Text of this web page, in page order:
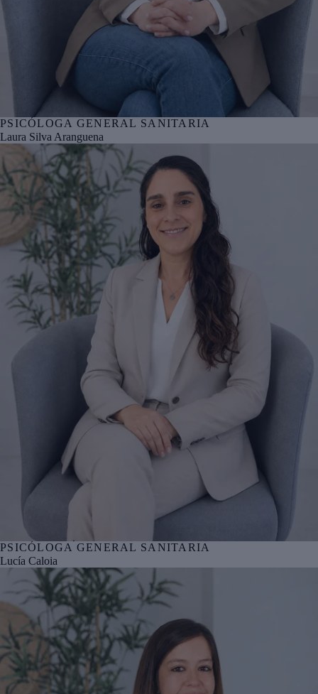
Nº col. COPBI BI05955
PSICÓLOGA GENERAL SANITARIA
Laura Silva Aranguena
Nº col. COP Álava AA01418
PSICÓLOGA GENERAL SANITARIA
Lucía Caloia